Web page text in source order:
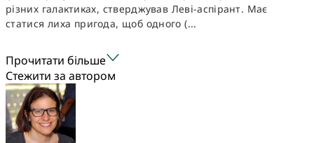
різних галактиках, стверджував Леві-аспірант. Має
статися лиха пригода, щоб одного (...
Прочитати більше
Стежити за автором